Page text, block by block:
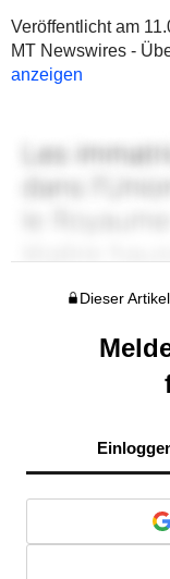
Veröffentlicht am
MT Newswires -
anzeigen
Dieser